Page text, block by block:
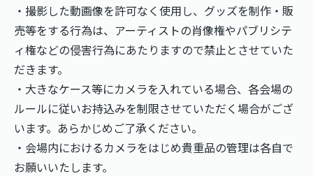
・撮影した動画像を許可なく使用し、グッズを制作・販
売等をする行為は、アーティストの肖像権やパブリシテ
ィ権などの侵害行為にあたりますので禁止とさせていた
だきます。
・大きなケース等にカメラを入れている場合、各会場の
ルールに従いお持込みを制限させていただく場合がござ
います。あらかじめご了承ください。
・会場内におけるカメラをはじめ貴重品の管理は各自で
お願いいたします。